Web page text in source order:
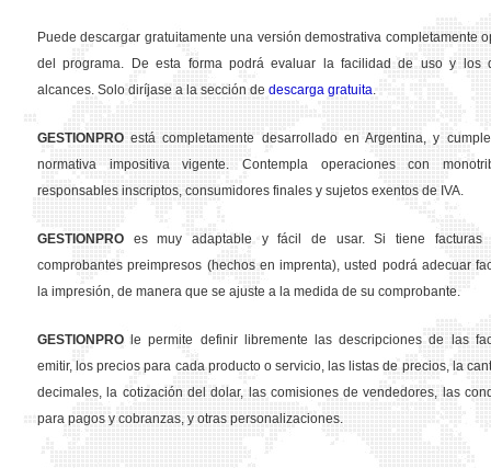
Puede descargar gratuitamente una versión demostrativa completamente
del programa. De esta forma podrá evaluar la facilidad de uso y los
alcances. Solo diríjase a la sección de descarga gratuita.
GESTION PRO está completamente desarrollado en Argentina, y
normativa impositiva vigente. Contempla operaciones con
responsables inscriptos, consumidores finales y sujetos exentos de IVA.
GESTION PRO es muy adaptable y fácil de usar. Si tiene facturas
comprobantes preimpresos (hechos en imprenta), usted podrá adecuar
la impresión, de manera que se ajuste a la medida de su comprobante.
GESTION PRO le permite definir libremente las descripciones de las
emitir, los precios para cada producto o servicio, las listas de precios, la
decimales, la cotización del dolar, las comisiones de vendedores, las
para pagos y cobranzas, y otras personalizaciones.